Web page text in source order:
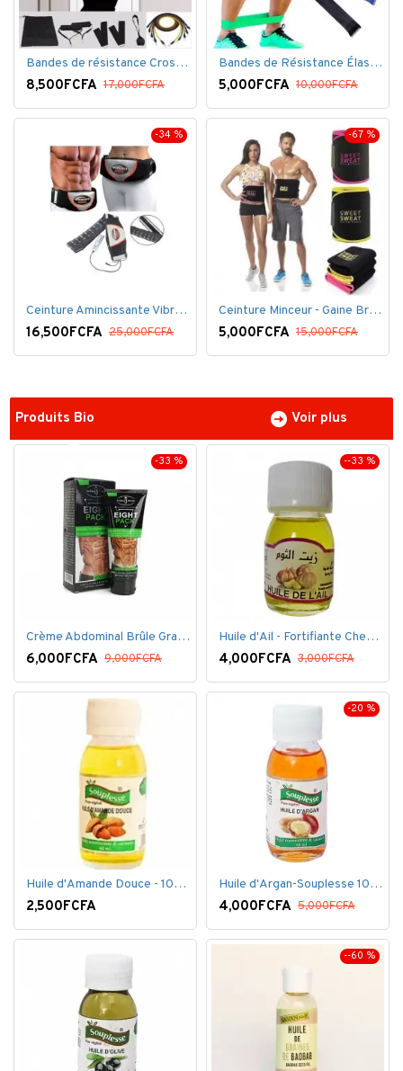
Bandes de résistance Crossfit pour la remise en forme - 11 pièces/ensemble - Élastique- Caoutchouc
8,500FCFA 17,000FCFA
Bandes de Résistance Élastique Latex pour Salle de Gym, Exercice, Yoga, Pilâtes, Kinésithérapie, Rééducation
5,000FCFA 10,000FCFA
-34 %
Ceinture Amincissante Vibro - Noir
16,500FCFA 25,000FCFA
-67 %
Ceinture Minceur - Gaine Brûlante - Ventre plat
5,000FCFA 15,000FCFA
Produits Bio Voir plus
-33 %
Crème Abdominal Brûle Graisse - Effet Rapide - 170grs
6,000FCFA 9,000FCFA
--33 %
Huile d'Ail - Fortifiante Cheveux
4,000FCFA 3,000FCFA
Huile d'Amande Douce - 100% Bio - 60 ml
2,500FCFA
-20 %
Huile d'Argan-Souplesse 100% Bio - 60 ml
4,000FCFA 5,000FCFA
--60 %